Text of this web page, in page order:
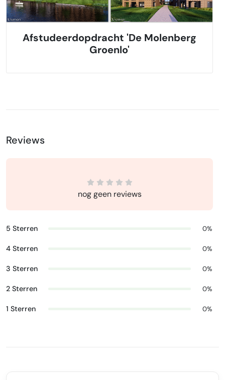
Afstudeerdopdracht 'De Molenberg
Groenlo'
Reviews
nog geen reviews
5 Sterren 0%
4 Sterren 0%
3 Sterren 0%
2 Sterren 0%
1 Sterren 0%